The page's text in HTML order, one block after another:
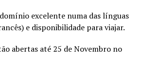
excelente numa das línguas
e disponibilidade para viajar.
abertas até 25 de Novembro no